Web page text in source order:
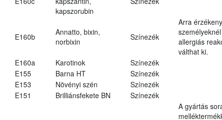
kapszorubin
E160b
Annatto, bixin,
norbixin
Színezék
Arra érzékeny
személyeknél
allergiás
válthat ki.
E160a
Karotinok
Színezék
E155
Barna HT
Színezék
E153
Növényi szén
Színezék
E151
Brilliánsfekete BN Színezék
A gyártás